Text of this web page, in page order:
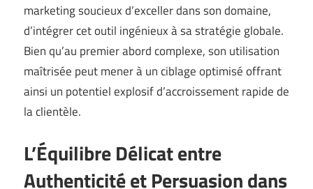
marketing soucieux d’exceller dans son domaine,
d’intégrer cet outil ingénieux à sa stratégie globale.
Bien qu’au premier abord complexe, son utilisation
maîtrisée peut mener à un ciblage optimisé offrant
ainsi un potentiel explosif d’accroissement rapide de
la clientèle.
L’Équilibre Délicat entre
Authenticité et Persuasion dans